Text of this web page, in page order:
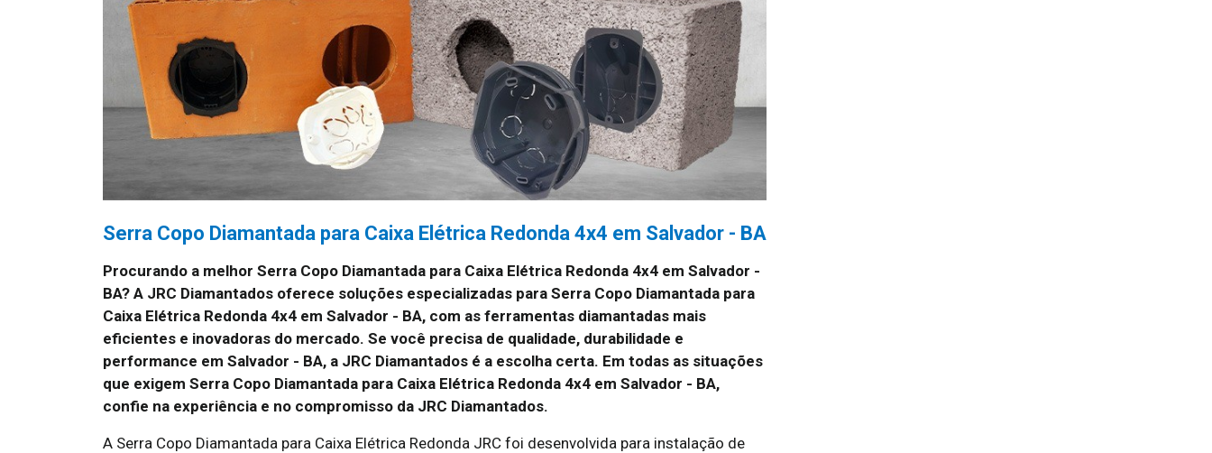
Serra Copo Diamantada para Caixa Elétrica Redonda 4x4 em Salvador - BA
Procurando a melhor Serra Copo Diamantada para Caixa Elétrica Redonda 4x4 em Salvador -
BA? A JRC Diamantados oferece soluções especializadas para Serra Copo Diamantada para
Caixa Elétrica Redonda 4x4 em Salvador - BA, com as ferramentas diamantadas mais
eficientes e inovadoras do mercado. Se você precisa de qualidade, durabilidade e
performance em Salvador - BA, a JRC Diamantados é a escolha certa. Em todas as situações
que exigem Serra Copo Diamantada para Caixa Elétrica Redonda 4x4 em Salvador - BA,
confie na experiência e no compromisso da JRC Diamantados.
A Serra Copo Diamantada para Caixa Elétrica Redonda JRC foi desenvolvida para instalação de